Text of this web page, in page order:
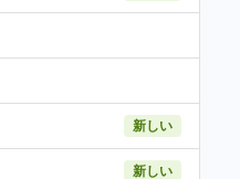
新しい
新しい